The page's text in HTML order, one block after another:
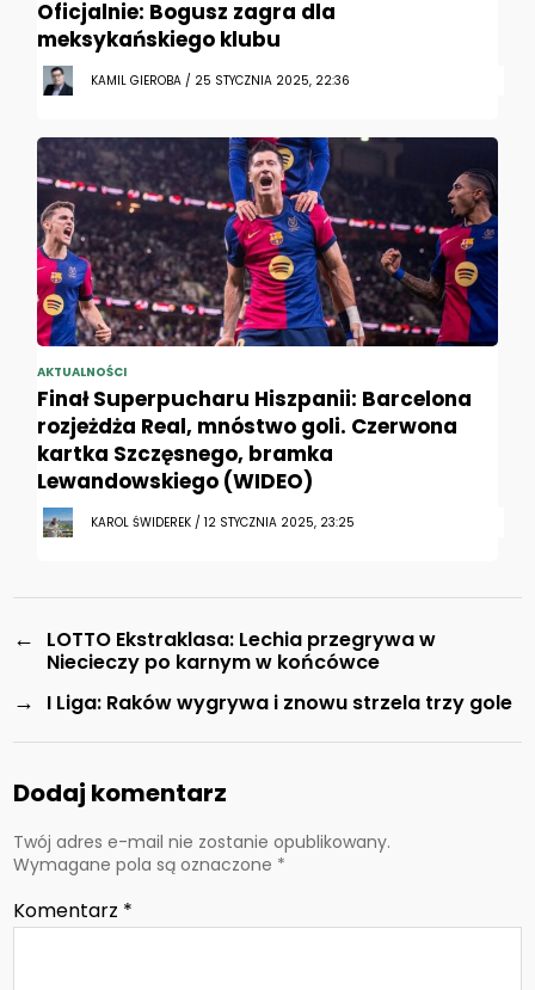
Oficjalnie: Bogusz zagra dla
meksykańskiego klubu
KAMIL GIEROBA / 25 STYCZNIA 2025, 22:36
AKTUALNOŚCI
Finał Superpucharu Hiszpanii: Barcelona
rozjeżdża Real, mnóstwo goli. Czerwona
kartka Szczęsnego, bramka
Lewandowskiego (WIDEO)
KAROL ŚWIDEREK / 12 STYCZNIA 2025, 23:25
←
LOTTO Ekstraklasa: Lechia przegrywa w
Niecieczy po karnym w końcówce
→ I Liga: Raków wygrywa i znowu strzela trzy gole
Dodaj komentarz
Twój adres e-mail nie zostanie opublikowany.
Wymagane pola są oznaczone *
Komentarz *